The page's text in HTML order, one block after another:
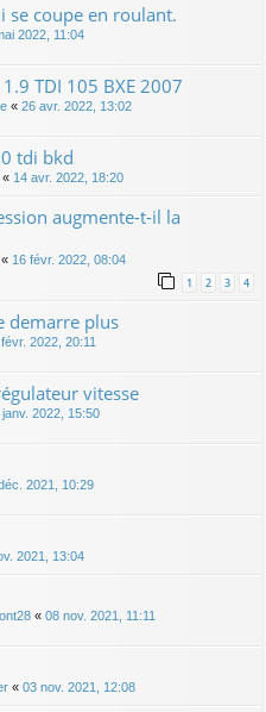
se coupe en roulant.
2022, 11:04
TDI 105 BXE 2007
« 26 avr. 2022, 13:02
tdi bkd
« 14 avr. 2022, 18:20
augmente-t-il la
« 16 févr. 2022, 08:04
1 2 3 4
demarre plus
2022, 20:11
vitesse
janv. 2022, 15:50
2021, 10:29
2021, 13:04
« 08 nov. 2021, 11:11
« 03 nov. 2021, 12:08